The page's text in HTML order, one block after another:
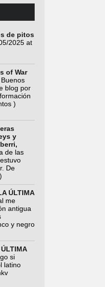
de pitos
2025 at
of War
Buenos
blog por
)
y
de las
De
ÚLTIMA
me
antigua
y negro
si
latino